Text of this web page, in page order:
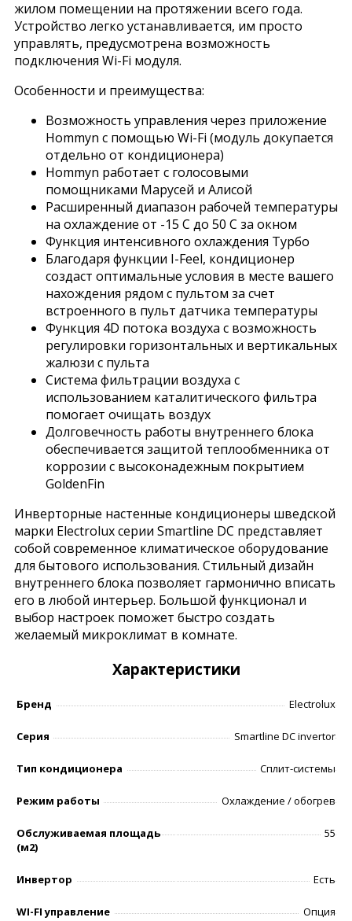
жилом помещении на протяжении всего года.
Устройство легко устанавливается, им просто
управлять, предусмотрена возможность
подключения Wi-Fi модуля.
Особенности и преимущества:
Возможность управления через приложение
Hommyn с помощью Wi-Fi (модуль докупается
отдельно от кондиционера)
Hommyn работает с голосовыми
помощниками Марусей и Алисой
Расширенный диапазон рабочей температуры
на охлаждение от -15 С до 50 С за окном
Функция интенсивного охлаждения Турбо
Благодаря функции I-Feel, кондиционер
создаст оптимальные условия в месте вашего
нахождения рядом с пультом за счет
встроенного в пульт датчика температуры
Функция 4D потока воздуха с возможность
регулировки горизонтальных и вертикальных
жалюзи с пульта
Система фильтрации воздуха с
использованием каталитического фильтра
помогает очищать воздух
Долговечность работы внутреннего блока
обеспечивается защитой теплообменника от
коррозии с высоконадежным покрытием
GoldenFin
Инверторные настенные кондиционеры шведской
марки Electrolux серии Smartline DC представляет
собой современное климатическое оборудование
для бытового использования. Стильный дизайн
внутреннего блока позволяет гармонично вписать
его в любой интерьер. Большой функционал и
выбор настроек поможет быстро создать
желаемый микроклимат в комнате.
Характеристики
Бренд Electrolux
Серия Smartline DC invertor
Тип кондиционера Сплит-системы
Режим работы Охлаждение / обогрев
Обслуживаемая площадь
(м2)
55
Инвертор Есть
WI-FI управление Опция